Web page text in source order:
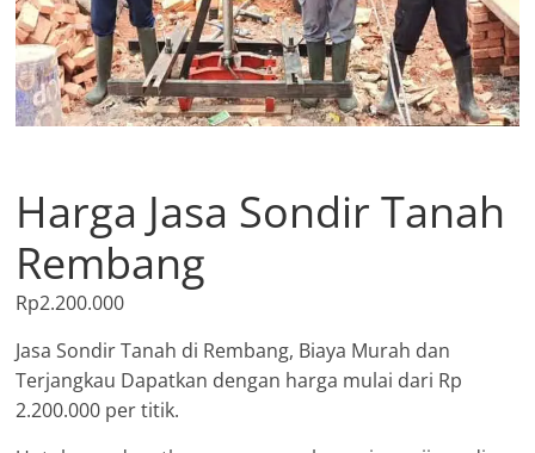
Harga Jasa Sondir Tanah
Rembang
Rp2.200.000
Jasa Sondir Tanah di Rembang, Biaya Murah dan
Terjangkau Dapatkan dengan harga mulai dari Rp
2.200.000 per titik.